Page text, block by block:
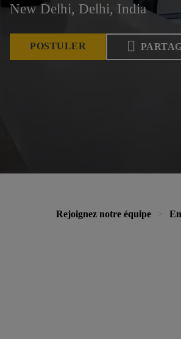
New Delhi, Delhi, India
POSTULER
Rejoignez notre équipe